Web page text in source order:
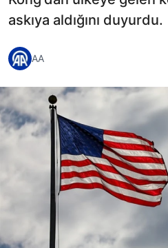
askıya aldığını duyurdu.
AA